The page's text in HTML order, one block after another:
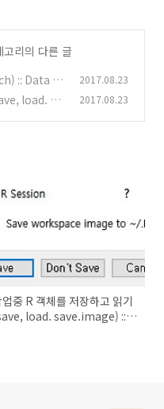
고리의 다른 글
:: Data 쿡
2017.08.23
load. sa
2017.08.23
중 R 객체를 저장하고 읽기
load. save.image) ::